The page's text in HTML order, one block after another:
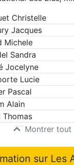
Christelle
Jacques
Michele
Sandra
Jocelyne
Lucie
Pascal
Alain
Thomas
Olivier
Montrer tout
sur Les